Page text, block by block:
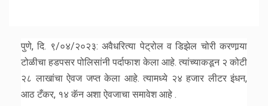
पुणे, दि. ९/०४/२०२३: अवैधरित्या पेट्रोल व डिझेल चोरी करणार्‍या
टोळीचा हडपसर पोलिसांनी पर्दाफाश केला आहे. त्यांच्याकडून २ कोटी
२८ लाखांचा ऐवज जप्त केला आहे. त्यामध्ये २४ हजार लीटर इंधन,
आठ टँकर, १४ कॅन अशा ऐवजाचा समावेश आहे .